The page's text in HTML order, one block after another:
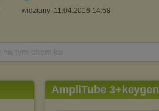
widziany: 11.04.2016 14:58
AmpliTube 3+keygen